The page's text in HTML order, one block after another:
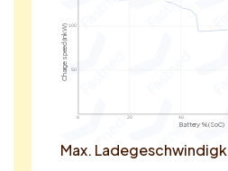
0 20 40
50
100
Battery % (SoC)
Charge speed (in kW)
Max.